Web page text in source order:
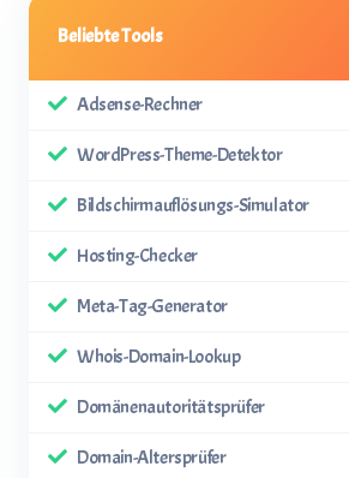
Beliebte Tools
Adsense-Rechner
WordPress-Theme-Detektor
Bildschirmauflösungs-Simulator
Hosting-Checker
Meta-Tag-Generator
Whois-Domain-Lookup
Domänenautoritätsprüfer
Domain-Altersprüfer